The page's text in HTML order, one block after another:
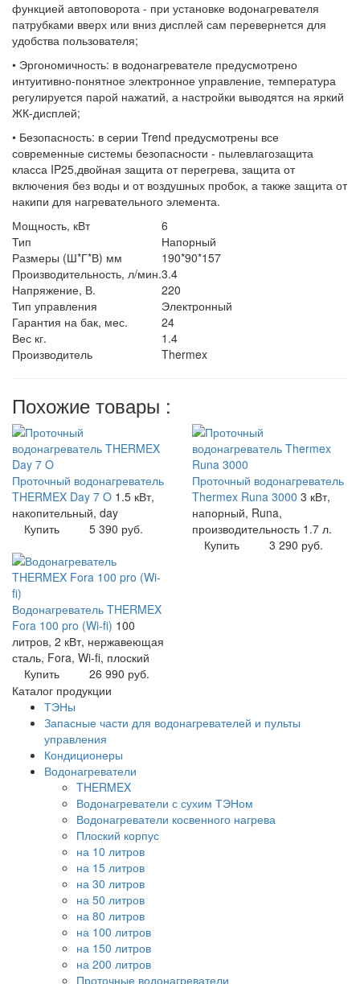
функцией автоповорота - при установке водонагревателя
патрубками вверх или вниз дисплей сам перевернется для
удобства пользователя;
• Эргономичность: в водонагревателе предусмотрено
интуитивно-понятное электронное управление, температура
регулируется парой нажатий, а настройки выводятся на яркий
ЖК-дисплей;
• Безопасность: в серии Trend предусмотрены все
современные системы безопасности - пылевлагозащита
класса IP25,двойная защита от перегрева, защита от
включения без воды и от воздушных пробок, а также защита от
накипи для нагревательного элемента.
Мощность, кВт
6
Тип
Напорный
Размеры (Ш*Г*В) мм
190*90*157
Производительность, л/мин.3.4
Напряжение, В.
220
Тип управления
Электронный
Гарантия на бак, мес.
24
Вес кг.
1.4
Производитель
Thermex
Похожие товары :
Проточный водонагреватель
THERMEX Day 7 O 1.5 кВт,
накопительный, day
Купить
5 390 руб.
Проточный водонагреватель
Thermex Runa 3000 3 кВт,
напорный, Runa,
производительность 1.7 л.
Купить
3 290 руб.
Водонагреватель THERMEX
Fora 100 pro (Wi-fi) 100
литров, 2 кВт, нержавеющая
сталь, Fora, Wi-fi, плоский
Купить
26 990 руб.
Каталог продукции
ТЭНы
Запасные части для водонагревателей и пульты
управления
Кондиционеры
Водонагреватели
THERMEX
Водонагреватели с сухим ТЭНом
Водонагреватели косвенного нагрева
Плоский корпус
на 10 литров
на 15 литров
на 30 литров
на 50 литров
на 80 литров
на 100 литров
на 150 литров
на 200 литров
Проточные водонагреватели